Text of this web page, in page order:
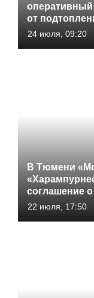
от
24 июля, 09:20
В Тюмени
соглашение
22 июля, 17:50